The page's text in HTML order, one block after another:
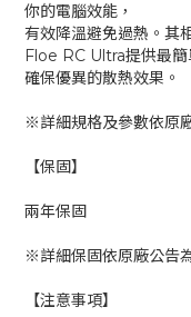
你的電腦效能，
有效降溫避免過熱。其
Floe RC Ultra提供最
確保優異的散熱效果。
※詳細規格及參數依原
【保固】
兩年保固
※詳細保固依原廠公告
【注意事項】